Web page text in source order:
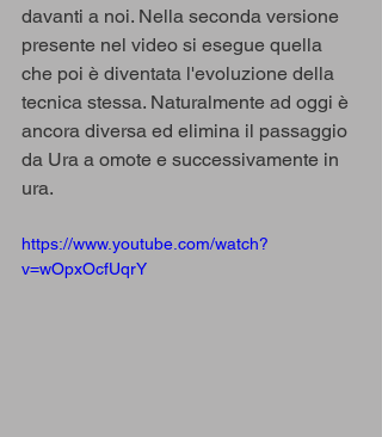
davanti a noi. Nella seconda versione
presente nel video si esegue quella
che poi è diventata l'evoluzione della
tecnica stessa. Naturalmente ad oggi è
ancora diversa ed elimina il passaggio
da Ura a omote e successivamente in
ura.
https://www.youtube.com/watch?
v=wOpxOcfUqrY